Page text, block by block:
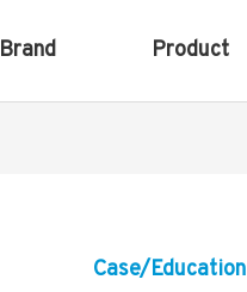
Brand Product
Case/Education